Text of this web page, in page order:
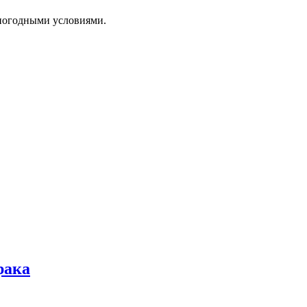
условиями.